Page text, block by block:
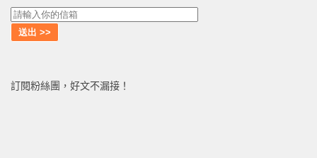
訂閱粉絲團，好文不漏接！